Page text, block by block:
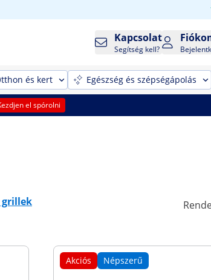
Kapcsolat
Segítség kell?
és kert Egészség és szépségápolás
el spórolni
Akciós Népszerű